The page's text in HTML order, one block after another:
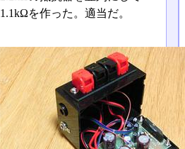
1.1kΩを作った。適当だ。